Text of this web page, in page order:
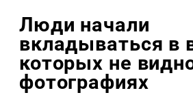
Люди начали
вкладываться в
которых не
фотографиях